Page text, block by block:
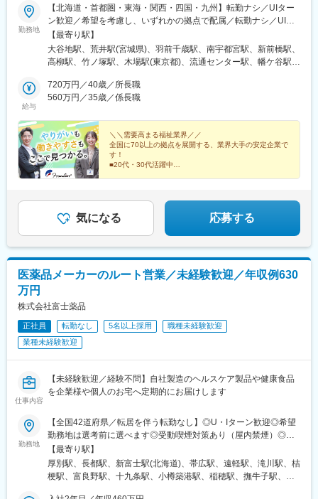
日本における最先端医療機器の輸入商社として国内トップシェア
の製品を持ち、海外グループ会社による世界規模(アメリカ、フラ
ンス、イタリア、スイス等)の事業展開を行なっています。社会貢
献性が高く、安定している医療業界かつ日本の歴史あるグローバ
ル企業という非常に珍しい同社にて力を存分に発揮して頂きたい
【商社、メーカー双方の機能が強み】
海外の優れた医療機器を輸入し販売する商社機能のみならず、自
でいるほか、現場の声を生かしたOEMブランド「tkbシリーズ」も
展開しています。
変更の範囲：会社の定める業務
勤務地
【北海道・首都圏・東海・関西・四国・九州】転勤ナシ／UIター
ン歓迎／希望を考慮し、いずれかの拠点で配属／転勤ナシ／UIタ
ーン歓迎！【北海道】札幌東営業所【宮城県】仙台東営業所【山
形県】山形営業所【栃木県】宇都宮営業所【群馬県】群馬営業所
【千葉県】柏営業所【東京都】足立営業所江東営業所大田営業所
営業所立川営業所八王子営業所【神奈川県】川崎東営業所川崎営
業所横浜北営業所横浜営業所横浜南営業所大和営業所相模原営業
吹田営業所大阪東営業所【奈良県】奈良営業所【兵庫県】神戸営
業所【徳島県】徳島営業所【福岡県】北九州営業所【大分県】大
分営業所
【最寄り駅】
大谷地駅、荒井駅(宮城県)、羽前千歳駅、南宇都宮駅、新前橋駅、
高柳駅、竹ノ塚駅、木場駅(東京都)、流通センター駅、幡ケ谷駅、
駅、泉体育館駅、北八王子駅、川崎大師駅、中野島駅、東山田
駅、阪東橋駅、港南台駅、鶴間駅、相模原駅、東海大学前駅、尼
センター駅、勝瑞駅、西小倉駅、賀来駅、大森海岸駅、笹塚駅、
大山駅(東京都)、府中本町駅、立飛駅、鈴木町駅、吉野町駅、南林
間駅、志賀本通駅、妙音通駅、吹田駅(東海道本線)、新加美駅、奈
良駅、アイランド北口駅、東門前駅、黄金町駅、清水駅(愛知県)、
桜駅(愛知県)、マリンパーク駅
給与
720万円／40歳／所長職
560万円／35歳／係長職
＼＼需要高まる福祉業界／／
全国に70以上の拠点を展開する、業界大手の安定企業で
す！
■20代・30代活躍中
気になる 応募する
医薬品メーカーのルート営業／未経験歓迎／年収例630
万円
株式会社富士薬品
正社員 転勤なし 5名以上採用
職種未経験歓迎
業種未経験歓迎
仕事内容
【未経験歓迎／経験不問】自社製造のヘルスケア製品や健康食品
を企業様や個人のお宅へ定期的にお届けします
勤務地
【全国42道府県／転居を伴う転勤なし】◎U・Iターン歓迎◎希望
勤務地は選考前に選べます◎受動喫煙対策あり（屋内禁煙）◎オ
ンライン面接実施中■北海道・東北北海道／青森／岩手／秋田／山
形／福島■関東茨城／栃木／群馬／神奈川／埼玉／千葉■北陸・甲
信越新潟／富山／石川／福井／長野／山梨■東海静岡／愛知／三重
【最寄り駅】
厚別駅、長都駅、新富士駅(北海道)、帯広駅、遠軽駅、滝川駅、桔
梗駅、富良野駅、十九条駅、小樽築港駅、稲穂駅、撫牛子駅、羽